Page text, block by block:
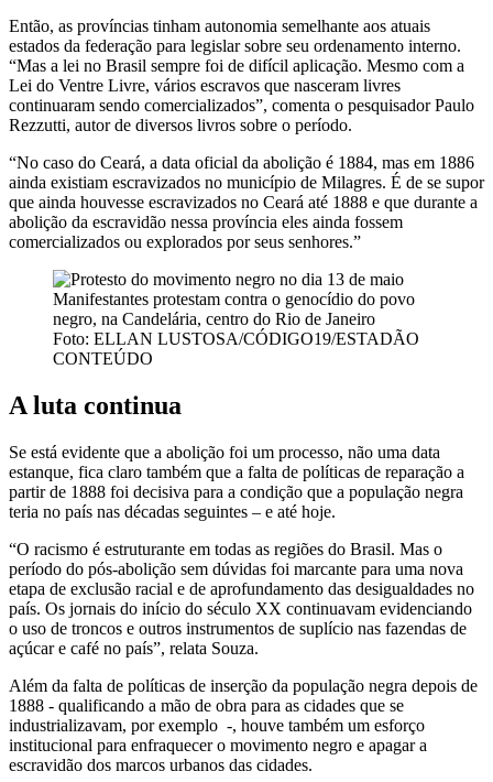
Então, as províncias tinham autonomia semelhante aos atuais
estados da federação para legislar sobre seu ordenamento interno.
“Mas a lei no Brasil sempre foi de difícil aplicação. Mesmo com a
Lei do Ventre Livre, vários escravos que nasceram livres
continuaram sendo comercializados”, comenta o pesquisador Paulo
Rezzutti, autor de diversos livros sobre o período.
“No caso do Ceará, a data oficial da abolição é 1884, mas em 1886
ainda existiam escravizados no município de Milagres. É de se supor
que ainda houvesse escravizados no Ceará até 1888 e que durante a
abolição da escravidão nessa província eles ainda fossem
comercializados ou explorados por seus senhores.”
Manifestantes protestam contra o genocídio do povo
negro, na Candelária, centro do Rio de Janeiro
Foto: ELLAN LUSTOSA/CÓDIGO19/ESTADÃO
CONTEÚDO
A luta continua
Se está evidente que a abolição foi um processo, não uma data
estanque, fica claro também que a falta de políticas de reparação a
partir de 1888 foi decisiva para a condição que a população negra
teria no país nas décadas seguintes – e até hoje.
“O racismo é estruturante em todas as regiões do Brasil. Mas o
período do pós-abolição sem dúvidas foi marcante para uma nova
etapa de exclusão racial e de aprofundamento das desigualdades no
país. Os jornais do início do século XX continuavam evidenciando
o uso de troncos e outros instrumentos de suplício nas fazendas de
açúcar e café no país”, relata Souza.
Além da falta de políticas de inserção da população negra depois de
1888 - qualificando a mão de obra para as cidades que se
industrializavam, por exemplo -, houve também um esforço
institucional para enfraquecer o movimento negro e apagar a
escravidão dos marcos urbanos das cidades.